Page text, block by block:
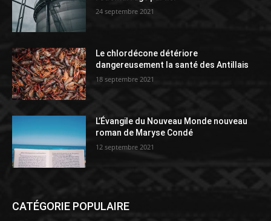
24 septembre 2021
Le chlordécone détériore
dangereusement la santé des Antillais
18 septembre 2021
L’Évangile du Nouveau Monde nouveau
roman de Maryse Condé
12 septembre 2021
CATÉGORIE POPULAIRE